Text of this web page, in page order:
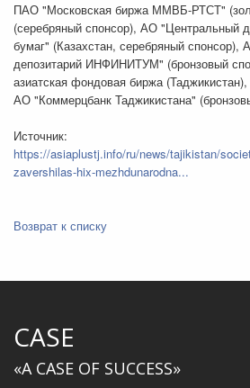
ПАО "Московская биржа ММВБ-РТСТ"
(серебряный спонсор), АО "Центральный
бумаг" (Казахстан, серебряный спонсор),
депозитарий ИНФИНИТУМ" (бронзовый
азиатская фондовая биржа
АО "Коммерцбанк Таджикистана"
Источник:
https://asiaplustj.info/ru/news/tajikistan/
zavershilas-hix-mezhdunarodna...
Возврат к списку
CASE
«A CASE OF SUCCESS»